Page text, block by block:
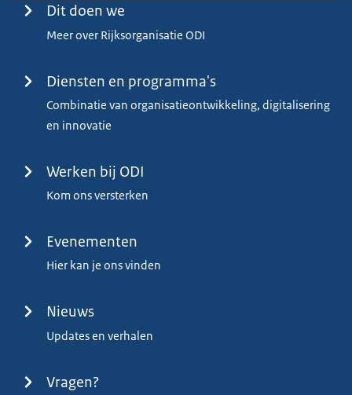
Menu Dit doen we
Meer over Rijksorganisatie ODI
Diensten en programma's
Combinatie van organisatieontwikkeling, digitalisering
en innovatie
Werken bij ODI
Kom ons versterken
Evenementen
Hier kan je ons vinden
Nieuws
Updates en verhalen
Vragen?